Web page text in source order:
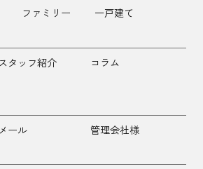
ファミリー 一戸建て
スタッフ紹介
コラム
メール 管理会社様